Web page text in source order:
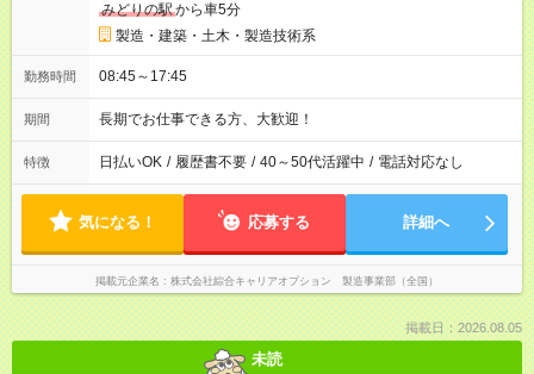
みどりの駅から車5分
製造・建築・土木・製造技術系
勤務時間 08:45～17:45
期間 長期でお仕事できる方、大歓迎！
特徴 日払いOK / 履歴書不要 / 40～50代活躍中 / 電話対応なし
気になる！ 応募する 詳細へ
掲載元企業名 株式会社綜合キャリアオプション 製造事業部（全国）
掲載日：2026.08.05
未読